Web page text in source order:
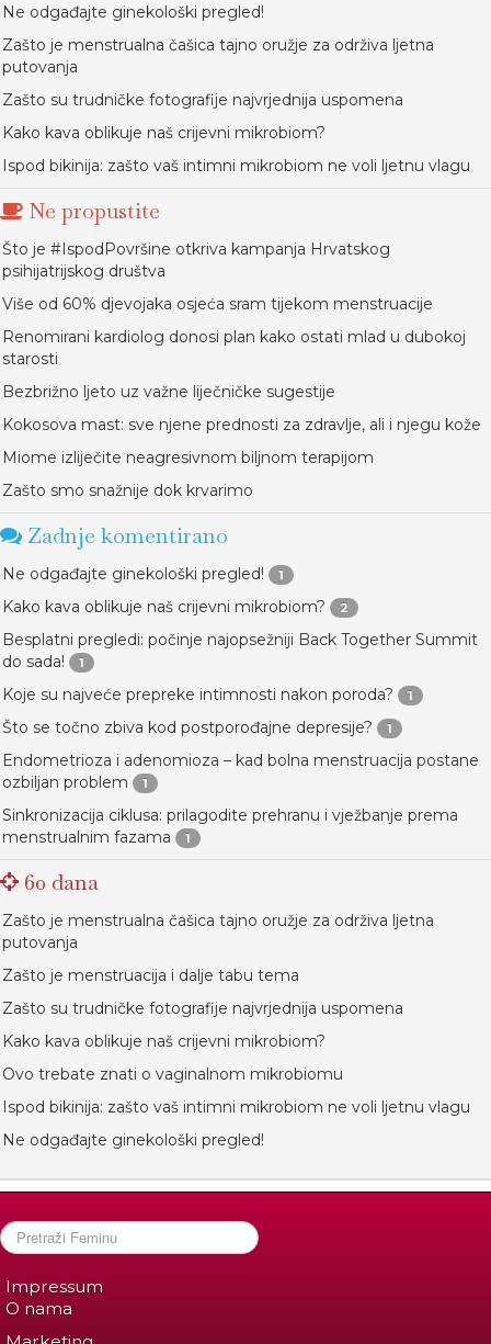
Ne odgađajte ginekološki pregled!
Zašto je menstrualna čašica tajno oružje za održiva ljetna
putovanja
Zašto su trudničke fotografije najvrjednija uspomena
Kako kava oblikuje naš crijevni mikrobiom?
Ispod bikinija: zašto vaš intimni mikrobiom ne voli ljetnu vlagu
Ne propustite
Što je #IspodPovršine otkriva kampanja Hrvatskog
psihijatrijskog društva
Više od 60% djevojaka osjeća sram tijekom menstruacije
Renomirani kardiolog donosi plan kako ostati mlad u dubokoj
starosti
Bezbrižno ljeto uz važne liječničke sugestije
Kokosova mast: sve njene prednosti za zdravlje, ali i njegu kože
Miome izliječite neagresivnom biljnom terapijom
Zašto smo snažnije dok krvarimo
Zadnje komentirano
Ne odgađajte ginekološki pregled! 1
Kako kava oblikuje naš crijevni mikrobiom? 2
Besplatni pregledi: počinje najopsežniji Back Together Summit
do sada!
1
Koje su najveće prepreke intimnosti nakon poroda? 1
Što se točno zbiva kod postporođajne depresije? 1
Endometrioza i adenomioza – kad bolna menstruacija postane
ozbiljan problem
1
Sinkronizacija ciklusa: prilagodite prehranu i vježbanje prema
menstrualnim fazama
1
60 dana
Zašto je menstrualna čašica tajno oružje za održiva ljetna
putovanja
Zašto je menstruacija i dalje tabu tema
Zašto su trudničke fotografije najvrjednija uspomena
Kako kava oblikuje naš crijevni mikrobiom?
Ovo trebate znati o vaginalnom mikrobiomu
Ispod bikinija: zašto vaš intimni mikrobiom ne voli ljetnu vlagu
Ne odgađajte ginekološki pregled!
Impressum
O nama